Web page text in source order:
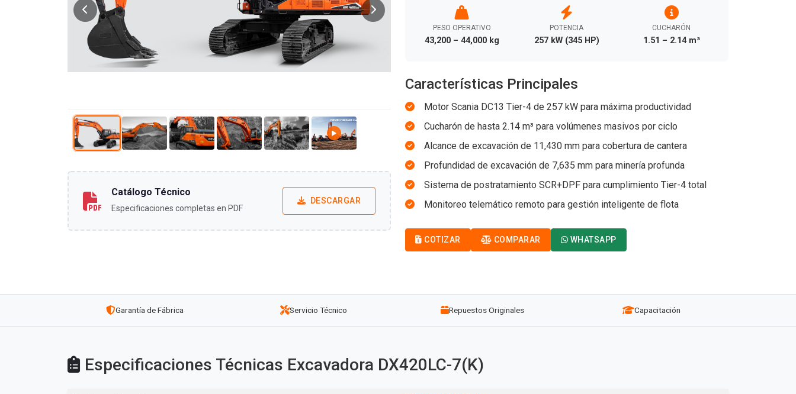
Catálogo Técnico
Especificaciones completas en PDF
DESCARGAR
PESO OPERATIVO
43,200 – 44,000 kg
POTENCIA
257 kW (345 HP)
CUCHARÓN
1.51 – 2.14 m³
Características Principales
Motor Scania DC13 Tier-4 de 257 kW para máxima productividad
Cucharón de hasta 2.14 m³ para volúmenes masivos por ciclo
Alcance de excavación de 11,430 mm para cobertura de cantera
Profundidad de excavación de 7,635 mm para minería profunda
Sistema de postratamiento SCR+DPF para cumplimiento Tier-4 total
Monitoreo telemático remoto para gestión inteligente de flota
COTIZAR COMPARAR WHATSAPP
Garantía de Fábrica Servicio Técnico Repuestos Originales Capacitación
Especificaciones Técnicas Excavadora DX420LC-7(K)